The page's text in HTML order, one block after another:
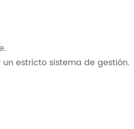
estricto sistema de gestión.